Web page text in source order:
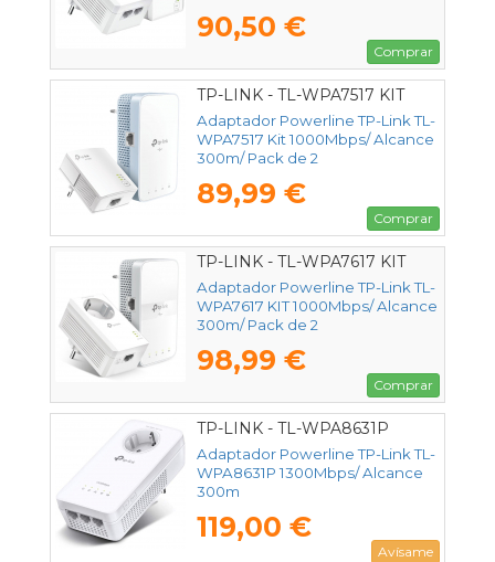
90,50 €
Comprar
TP-LINK - TL-WPA7517 KIT
Adaptador Powerline TP-Link TL-
WPA7517 Kit 1000Mbps/ Alcance
300m/ Pack de 2
89,99 €
Comprar
TP-LINK - TL-WPA7617 KIT
Adaptador Powerline TP-Link TL-
WPA7617 KIT 1000Mbps/ Alcance
300m/ Pack de 2
98,99 €
Comprar
TP-LINK - TL-WPA8631P
Adaptador Powerline TP-Link TL-
WPA8631P 1300Mbps/ Alcance
300m
119,00 €
Avísame